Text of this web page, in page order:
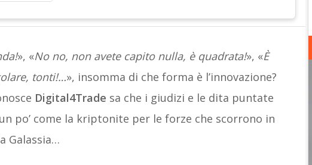
», «No no, non avete capito nulla, è quadrata!», «È
tonti!…», insomma di che forma è l’innovazione?
Digital4Trade sa che i giudizi e le dita puntate
po’ come la kriptonite per le forze che scorrono in
Galassia…